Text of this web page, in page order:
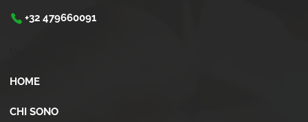
+32 479660091
HOME
CHI SONO